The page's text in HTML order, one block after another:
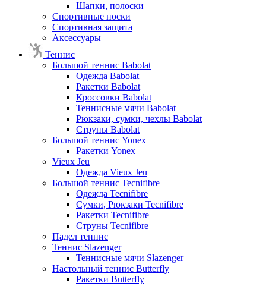
Шапки, полоски
Спортивные носки
Спортивная защита
Аксессуары
Теннис
Большой теннис Babolat
Одежда Babolat
Ракетки Babolat
Кроссовки Babolat
Теннисные мячи Babolat
Рюкзаки, сумки, чехлы Babolat
Струны Babolat
Большой теннис Yonex
Ракетки Yonex
Vieux Jeu
Одежда Vieux Jeu
Большой теннис Tecnifibre
Одежда Tecnifibre
Сумки, Рюкзаки Tecnifibre
Ракетки Tecnifibre
Струны Tecnifibre
Падел теннис
Теннис Slazenger
Теннисные мячи Slazenger
Настольный теннис Butterfly
Ракетки Butterfly